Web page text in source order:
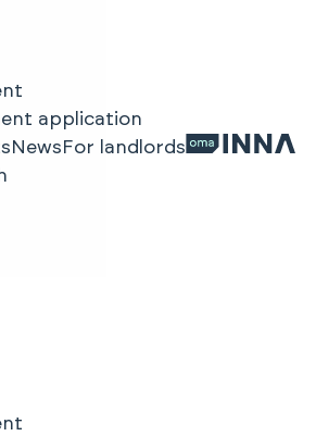
application
News For landlords